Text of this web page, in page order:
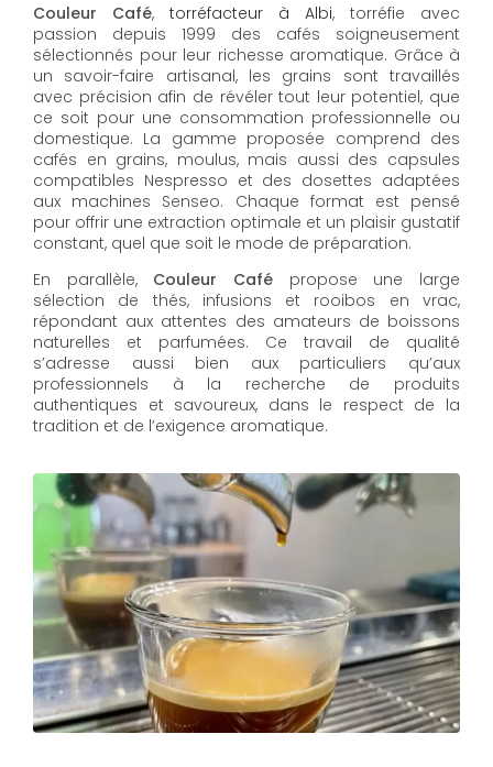
Couleur Café, torréfacteur à Albi, torréfie avec
passion depuis 1999 des cafés soigneusement
sélectionnés pour leur richesse aromatique. Grâce à
un savoir-faire artisanal, les grains sont travaillés
avec précision afin de révéler tout leur potentiel, que
ce soit pour une consommation professionnelle ou
domestique. La gamme proposée comprend des
cafés en grains, moulus, mais aussi des capsules
compatibles Nespresso et des dosettes adaptées
aux machines Senseo. Chaque format est pensé
pour offrir une extraction optimale et un plaisir gustatif
constant, quel que soit le mode de préparation.
En parallèle, Couleur Café propose une large
sélection de thés, infusions et rooibos en vrac,
répondant aux attentes des amateurs de boissons
naturelles et parfumées. Ce travail de qualité
s’adresse aussi bien aux particuliers qu’aux
professionnels à la recherche de produits
authentiques et savoureux, dans le respect de la
tradition et de l’exigence aromatique.